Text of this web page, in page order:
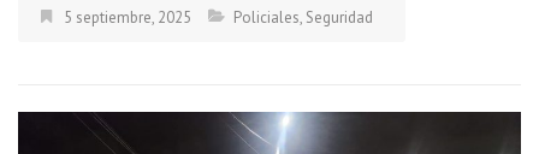
5 septiembre, 2025 Policiales, Seguridad